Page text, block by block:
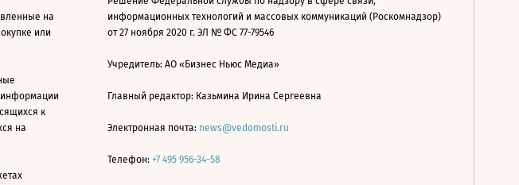
на
или
информации
к
на
информационных технологий и массовых коммуникаций (Роскомнадзор)
от 27 ноября 2020 г. ЭЛ № ФС 77-79546
Учредитель: АО «Бизнес Ньюс Медиа»
Главный редактор: Казьмина Ирина Сергеевна
Электронная почта: news@vedomosti.ru
Телефон: +7 495 956-34-58